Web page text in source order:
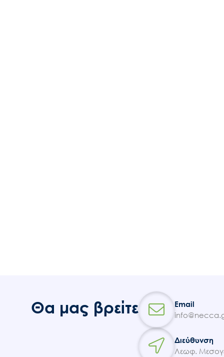
Θα μας βρείτε
Email
Διεύθυνση
Λεωφ.